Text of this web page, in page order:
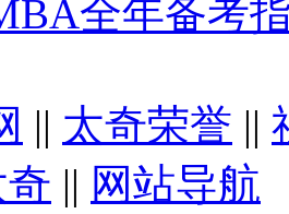
全年备考
|| 太奇荣誉 ||
|| 网站导航